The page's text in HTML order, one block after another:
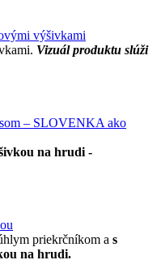
výšivkami
Vizuál produktu slúži
– SLOVENKA ako
na hrudi -
priekrčníkom a s
na hrudi.